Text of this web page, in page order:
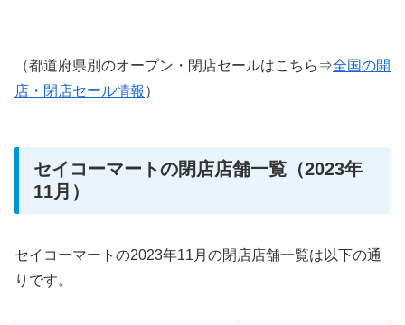
（都道府県別のオープン・閉店セールはこちら⇒全国の開
店・閉店セール情報 ）
セイコーマートの閉店店舗一覧（2023年
11月）
セイコーマートの2023年11月の閉店店舗一覧は以下の通
りです。